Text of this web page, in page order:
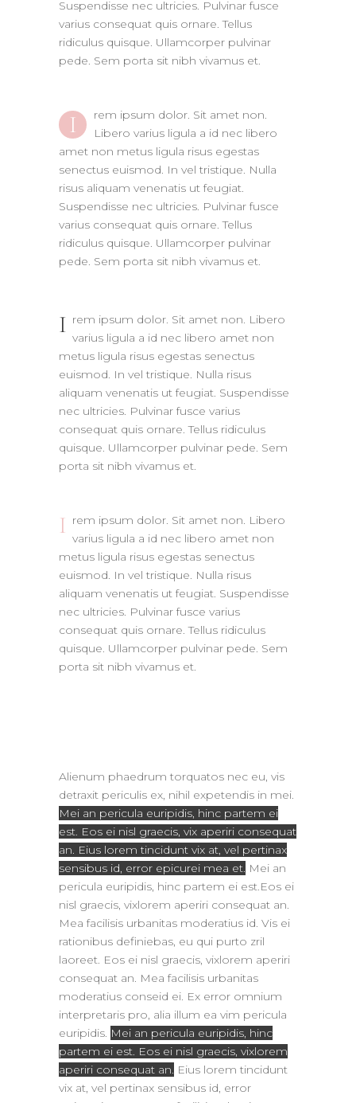
Suspendisse nec ultricies. Pulvinar fusce
varius consequat quis ornare. Tellus
ridiculus quisque. Ullamcorper pulvinar
pede. Sem porta sit nibh vivamus et.
I
rem ipsum dolor. Sit amet non.
Libero varius ligula a id nec libero
amet non metus ligula risus egestas
senectus euismod. In vel tristique. Nulla
risus aliquam venenatis ut feugiat.
Suspendisse nec ultricies. Pulvinar fusce
varius consequat quis ornare. Tellus
ridiculus quisque. Ullamcorper pulvinar
pede. Sem porta sit nibh vivamus et.
I rem ipsum dolor. Sit amet non. Libero
varius ligula a id nec libero amet non
metus ligula risus egestas senectus
euismod. In vel tristique. Nulla risus
aliquam venenatis ut feugiat. Suspendisse
nec ultricies. Pulvinar fusce varius
consequat quis ornare. Tellus ridiculus
quisque. Ullamcorper pulvinar pede. Sem
porta sit nibh vivamus et.
I
rem ipsum dolor. Sit amet non. Libero
varius ligula a id nec libero amet non
metus ligula risus egestas senectus
euismod. In vel tristique. Nulla risus
aliquam venenatis ut feugiat. Suspendisse
nec ultricies. Pulvinar fusce varius
consequat quis ornare. Tellus ridiculus
quisque. Ullamcorper pulvinar pede. Sem
porta sit nibh vivamus et.
Alienum phaedrum torquatos nec eu, vis
detraxit periculis ex, nihil expetendis in mei.
Mei an pericula euripidis, hinc partem ei
est. Eos ei nisl graecis, vix aperiri consequat
an. Eius lorem tincidunt vix at, vel pertinax
sensibus id, error epicurei mea et. Mei an
pericula euripidis, hinc partem ei est.Eos ei
nisl graecis, vixlorem aperiri consequat an.
Mea facilisis urbanitas moderatius id. Vis ei
rationibus definiebas, eu qui purto zril
laoreet. Eos ei nisl graecis, vixlorem aperiri
consequat an. Mea facilisis urbanitas
moderatius conseid ei. Ex error omnium
interpretaris pro, alia illum ea vim pericula
euripidis. Mei an pericula euripidis, hinc
partem ei est. Eos ei nisl graecis, vixlorem
aperiri consequat an. Eius lorem tincidunt
vix at, vel pertinax sensibus id, error